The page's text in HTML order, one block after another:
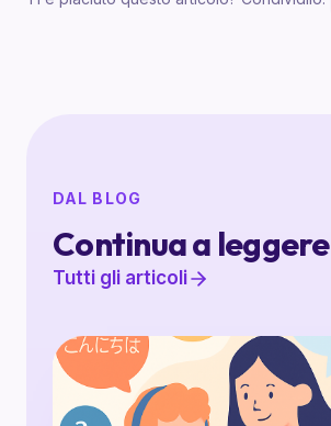
DAL BLOG
Continua a leggere
Tutti gli articoli